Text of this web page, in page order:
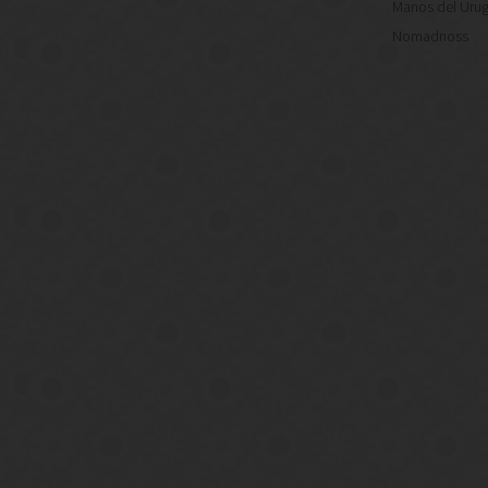
Manos del
Nomadnoss